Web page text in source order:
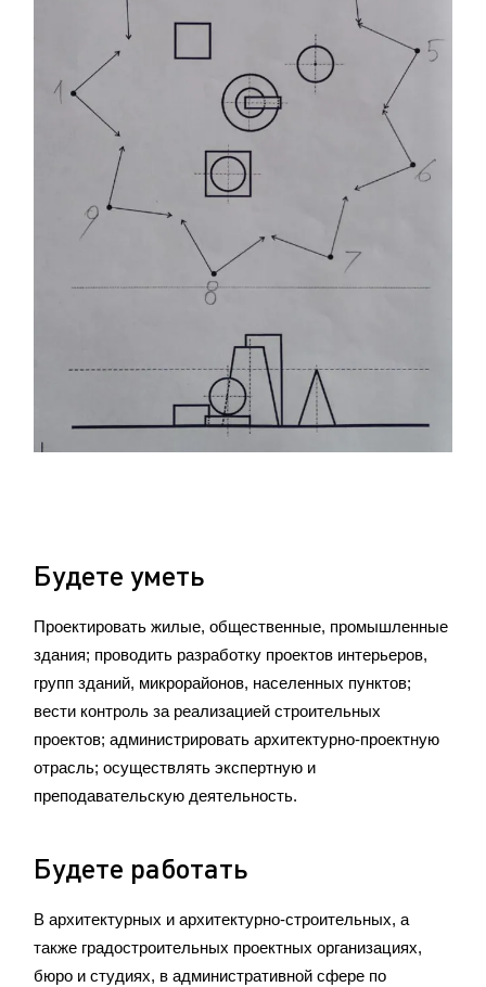
Будете уметь
Проектировать жилые, общественные, промышленные
здания; проводить разработку проектов интерьеров,
групп зданий, микрорайонов, населенных пунктов;
вести контроль за реализацией строительных
проектов; администрировать архитектурно-проектную
отрасль; осуществлять экспертную и
преподавательскую деятельность.
Будете работать
В архитектурных и архитектурно-строительных, а
также градостроительных проектных организациях,
бюро и студиях, в административной сфере по